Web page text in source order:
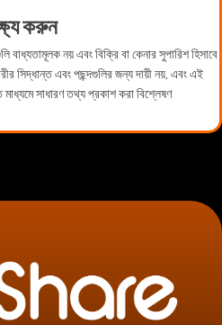
করুন
বাধ্যতামূলক নয় এবং বিক্রি বা কেনার সুপারিশ হিসাবে
সিদ্ধান্ত এবং পছন্দগুলির জন্য দায়ী নয়, এবং এই
সাধারণ তথ্য প্রকাশ করা বিশ্লেষণ